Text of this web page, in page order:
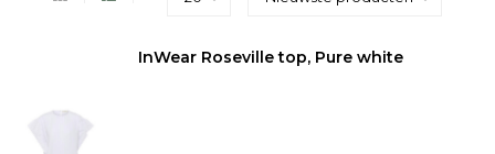
InWear Roseville top, Pure white